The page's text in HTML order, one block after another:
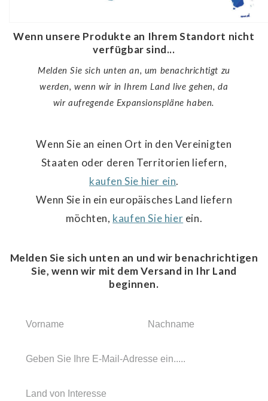
Wenn unsere Produkte an Ihrem Standort nicht
verfügbar sind...
Melden Sie sich unten an, um benachrichtigt zu
werden, wenn wir in Ihrem Land live gehen, da
wir aufregende Expansionspläne haben.
Wenn Sie an einen Ort in den Vereinigten
Staaten oder deren Territorien liefern,
kaufen Sie hier ein.
Wenn Sie in ein europäisches Land liefern
möchten, kaufen Sie hier ein.
Melden Sie sich unten an und wir benachrichtigen
Sie, wenn wir mit dem Versand in Ihr Land
beginnen.